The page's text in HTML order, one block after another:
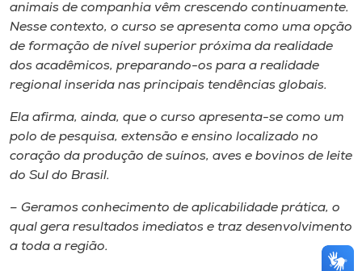
animais de companhia vêm crescendo continuamente.
Nesse contexto, o curso se apresenta como uma opção
de formação de nível superior próxima da realidade
dos acadêmicos, preparando-os para a realidade
regional inserida nas principais tendências globais.
Ela afirma, ainda, que o curso apresenta-se como um
polo de pesquisa, extensão e ensino localizado no
coração da produção de suínos, aves e bovinos de leite
do Sul do Brasil.
– Geramos conhecimento de aplicabilidade prática, o
qual gera resultados imediatos e traz desenvolvimento
a toda a região.